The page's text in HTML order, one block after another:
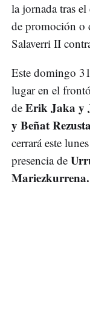
la jornada tras
de promoción o
Salaverri II
Este domingo
lugar en el
de Erik Jaka y
y Beñat Rezusta
cerrará este
presencia de
Mariezkurrena.